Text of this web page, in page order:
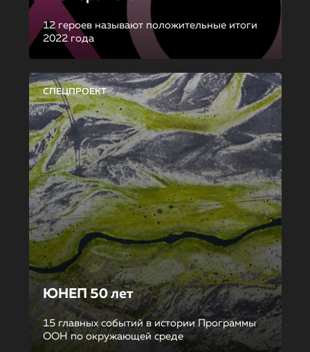
12 героев называют положительные итоги
2022 года
СПЕЦПРОЕКТ
ЮНЕП 50 лет
15 главных событий в истории Программы
ООН по окружающей среде